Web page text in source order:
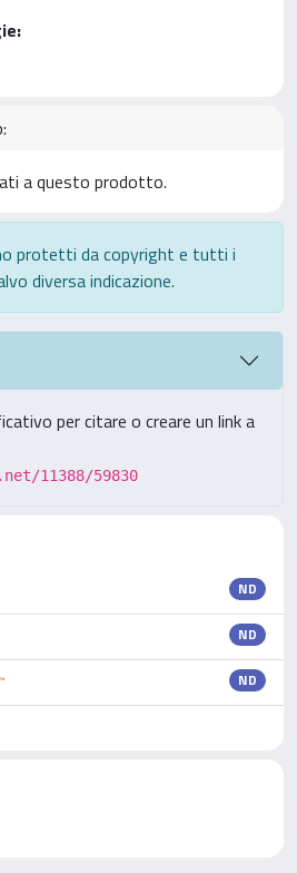
a questo prodotto.
protetti da copyright e tutti i
diversa indicazione.
per citare o creare un link a
11388/59830
ND
ND
ND